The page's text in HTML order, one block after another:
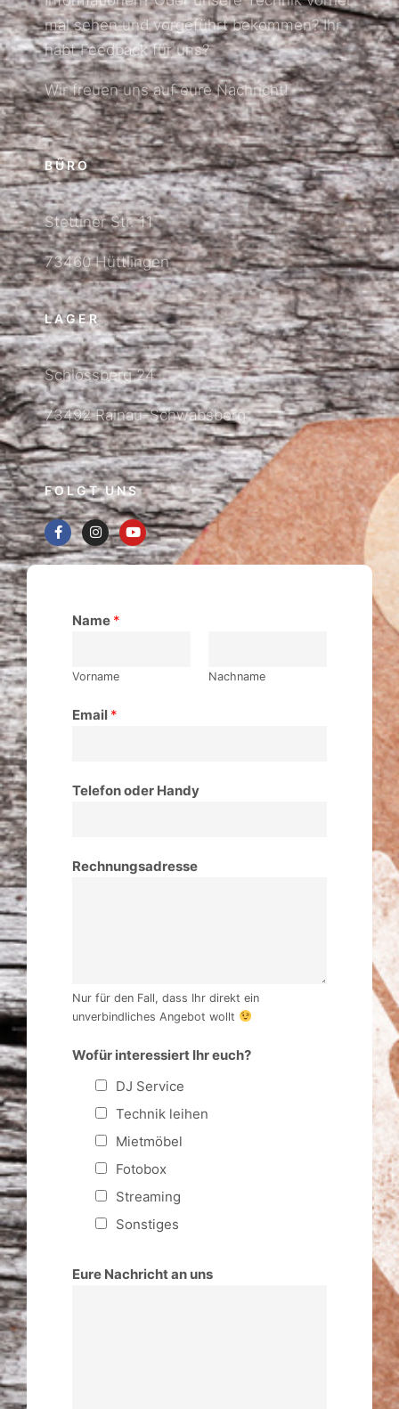
mal sehen und vorgeführt bekommen? Ihr
habt Feedback für uns?
Wir freuen uns auf eure Nachricht!
BÜRO
Stettiner Str. 11
73460 Hüttlingen
LAGER
Schlossberg 24
73492 Rainau-Schwabsberg
FOLGT UNS
Name *
Vorname Nachname
Email *
Telefon oder Handy
Rechnungsadresse
Nur für den Fall, dass Ihr direkt ein
unverbindliches Angebot wollt
Wofür interessiert Ihr euch?
DJ Service
Technik leihen
Mietmöbel
Fotobox
Streaming
Sonstiges
Eure Nachricht an uns